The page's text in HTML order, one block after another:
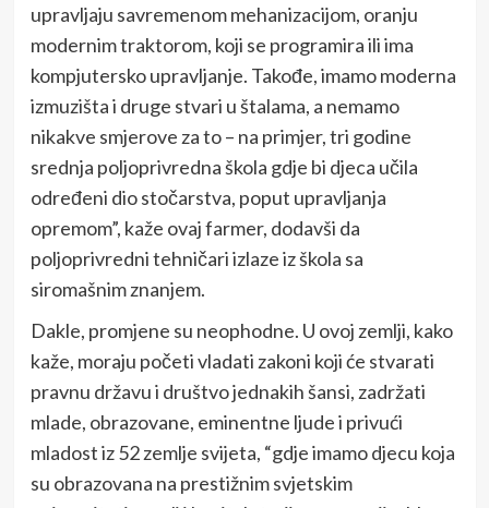
upravljaju savremenom mehanizacijom, oranju
modernim traktorom, koji se programira ili ima
kompjutersko upravljanje. Takođe, imamo moderna
izmuzišta i druge stvari u štalama, a nemamo
nikakve smjerove za to – na primjer, tri godine
srednja poljoprivredna škola gdje bi djeca učila
određeni dio stočarstva, poput upravljanja
opremom”, kaže ovaj farmer, dodavši da
poljoprivredni tehničari izlaze iz škola sa
siromašnim znanjem.
Dakle, promjene su neophodne. U ovoj zemlji, kako
kaže, moraju početi vladati zakoni koji će stvarati
pravnu državu i društvo jednakih šansi, zadržati
mlade, obrazovane, eminentne ljude i privući
mladost iz 52 zemlje svijeta, “gdje imamo djecu koja
su obrazovana na prestižnim svjetskim